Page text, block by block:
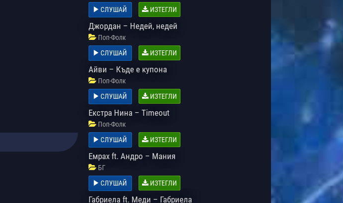
СЛУШАЙ
ИЗТЕГЛИ
Джордан – Недей, недей
Поп-Фолк
СЛУШАЙ
ИЗТЕГЛИ
Айви – Къде е купона
Поп-Фолк
СЛУШАЙ
ИЗТЕГЛИ
Екстра Нина – Timeout
Поп-Фолк
СЛУШАЙ
ИЗТЕГЛИ
Емрах ft. Андро – Мания
БГ
СЛУШАЙ
ИЗТЕГЛИ
Габриела ft. Меди – Габриела